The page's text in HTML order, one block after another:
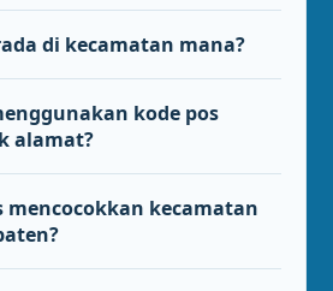
di kecamatan mana?
kode pos
alamat?
mencocokkan kecamatan